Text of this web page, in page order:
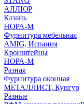
АЛЛЮР
Казань
НОРА-М
Фурнитура мебельная
AMIG, Испания
Кронштейны
НОРА-М
Разная
Фурнитура оконная
МЕТАЛЛИСТ, Кунгур
Разные